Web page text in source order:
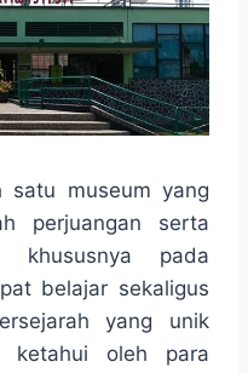
satu museum yang
perjuangan serta
khususnya pada
belajar sekaligus
yang unik
ketahui oleh para